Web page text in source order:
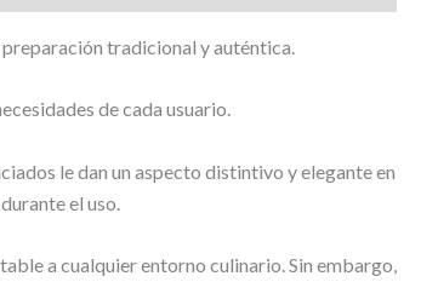
tradicional y auténtica.
de cada usuario.
le dan un aspecto distintivo y elegante en
el uso.
a cualquier entorno culinario. Sin embargo,